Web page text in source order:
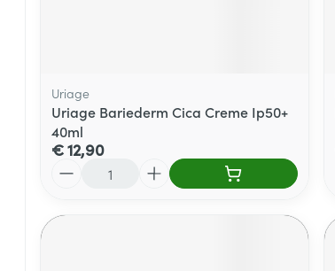
Uriage
Uriage Bariederm Cica Creme Ip50+
40ml
€ 12,90